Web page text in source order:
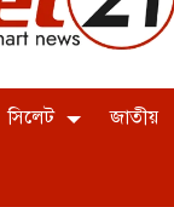
সিলেট জাতীয়